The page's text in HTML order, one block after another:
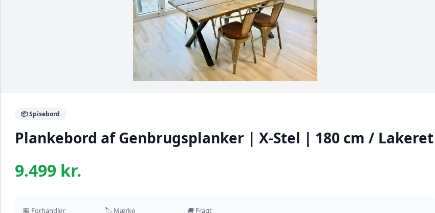
📦 Spisebord
Plankebord af Genbrugsplanker | X-Stel | 180 cm / Lakeret
9.499 kr.
🏪 Forhandler 🏷️ Mærke 🚚 Fragt